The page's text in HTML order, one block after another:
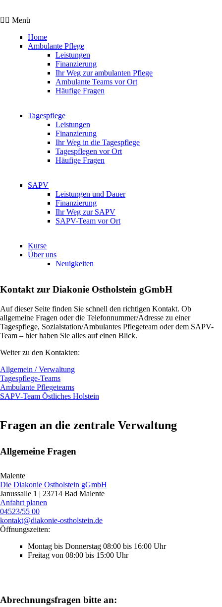
Menü
Home
Ambulante Pflege
Leistungen
Finanzierung
Ihr Weg zur ambulanten Pflege
Ambulante Teams vor Ort
Häufige Fragen
Tagespflege
Leistungen
Finanzierung
Ihr Weg in die Tagespflege
Tagespflegen vor Ort
Häufige Fragen
SAPV
Leistungen und Dauer
Finanzierung
Ihr Weg zur SAPV
SAPV-Team vor Ort
Kurse
Über uns
Neuigkeiten
Kontakt zur Diakonie Ostholstein gGmbH
Auf dieser Seite finden Sie schnell den richtigen Kontakt. Ob
allgemeine Fragen oder die Telefonnummer/Adresse zu einer
Tagespflege, Sozialstation/Ambulantes Pflegeteam oder dem SAPV-
Team – hier haben Sie alles auf einen Blick.
Weiter zu den Kontakten:
Allgemein / Verwaltung
Tagespflege-Teams
Ambulante Pflegeteams
SAPV-Team Östliches Holstein
Fragen an die zentrale Verwaltung
Allgemeine Fragen
Malente
Die Diakonie Ostholstein gGmbH
Janussalle 1 | 23714 Bad Malente
Anfahrt planen
04523/55 00
kontakt@diakonie-ostholstein.de
Öffnungszeiten:
Montag bis Donnerstag 08:00 bis 16:00 Uhr
Freitag von 08:00 bis 15:00 Uhr
Abrechnungsfragen bitte an: